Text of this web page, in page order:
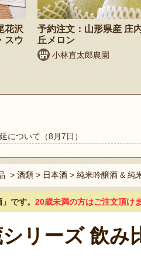
花沢
スウ
予約注文：山形県産 庄
丘メロン
小林直太郎農園
について（8月7日）
> 酒類 > 日本酒 > 純米吟醸酒 & 純
です。 20歳未満の方はご注文頂けま
リーズ 飲み